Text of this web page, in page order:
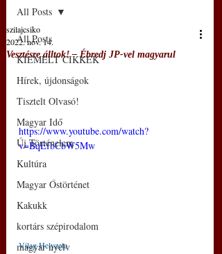
All Posts
KIEMELT CIKKEK
Hírek, újdonságok
Tisztelt Olvasó!
Magyar Idő
Új Történelem
Kultúra
Magyar Őstörténet
Kakukk
kortárs szépirodalom
magyar nyelv
All Posts
Vesztésre álltok! – Ébredj JP-vel magyarul
szilajcsiko
2022. nov. 14.
https://www.youtube.com/watch?
v=BqEfbCbW5Mw
Vilag Helyzete